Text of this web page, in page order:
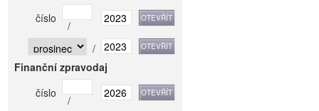
číslo
/
/
Finanční zpravodaj
číslo
/